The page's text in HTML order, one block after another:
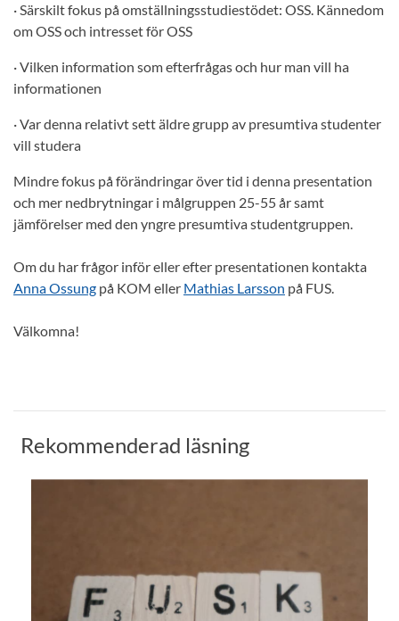
· Särskilt fokus på omställningsstudiestödet: OSS. Kännedom
om OSS och intresset för OSS
· Vilken information som efterfrågas och hur man vill ha
informationen
· Var denna relativt sett äldre grupp av presumtiva studenter
vill studera
Mindre fokus på förändringar över tid i denna presentation
och mer nedbrytningar i målgruppen 25-55 år samt
jämförelser med den yngre presumtiva studentgruppen.
Om du har frågor inför eller efter presentationen kontakta
Anna Ossung på KOM eller Mathias Larsson på FUS.
Välkomna!
Rekommenderad läsning